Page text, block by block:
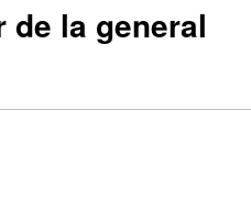
de la general